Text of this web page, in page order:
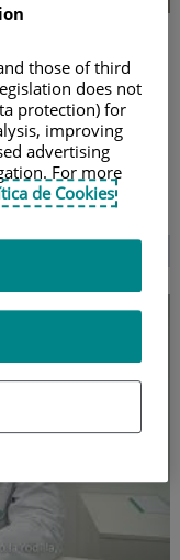
en Medicina
Quirónsalud
de la prueba de
si eres
those of third
does not
protection) for
improving
advertising
For more
de Cookies